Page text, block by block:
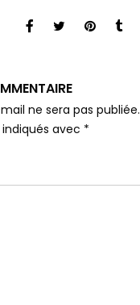
ne sera pas publiée.
avec *